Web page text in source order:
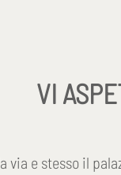
VI
via e stesso il